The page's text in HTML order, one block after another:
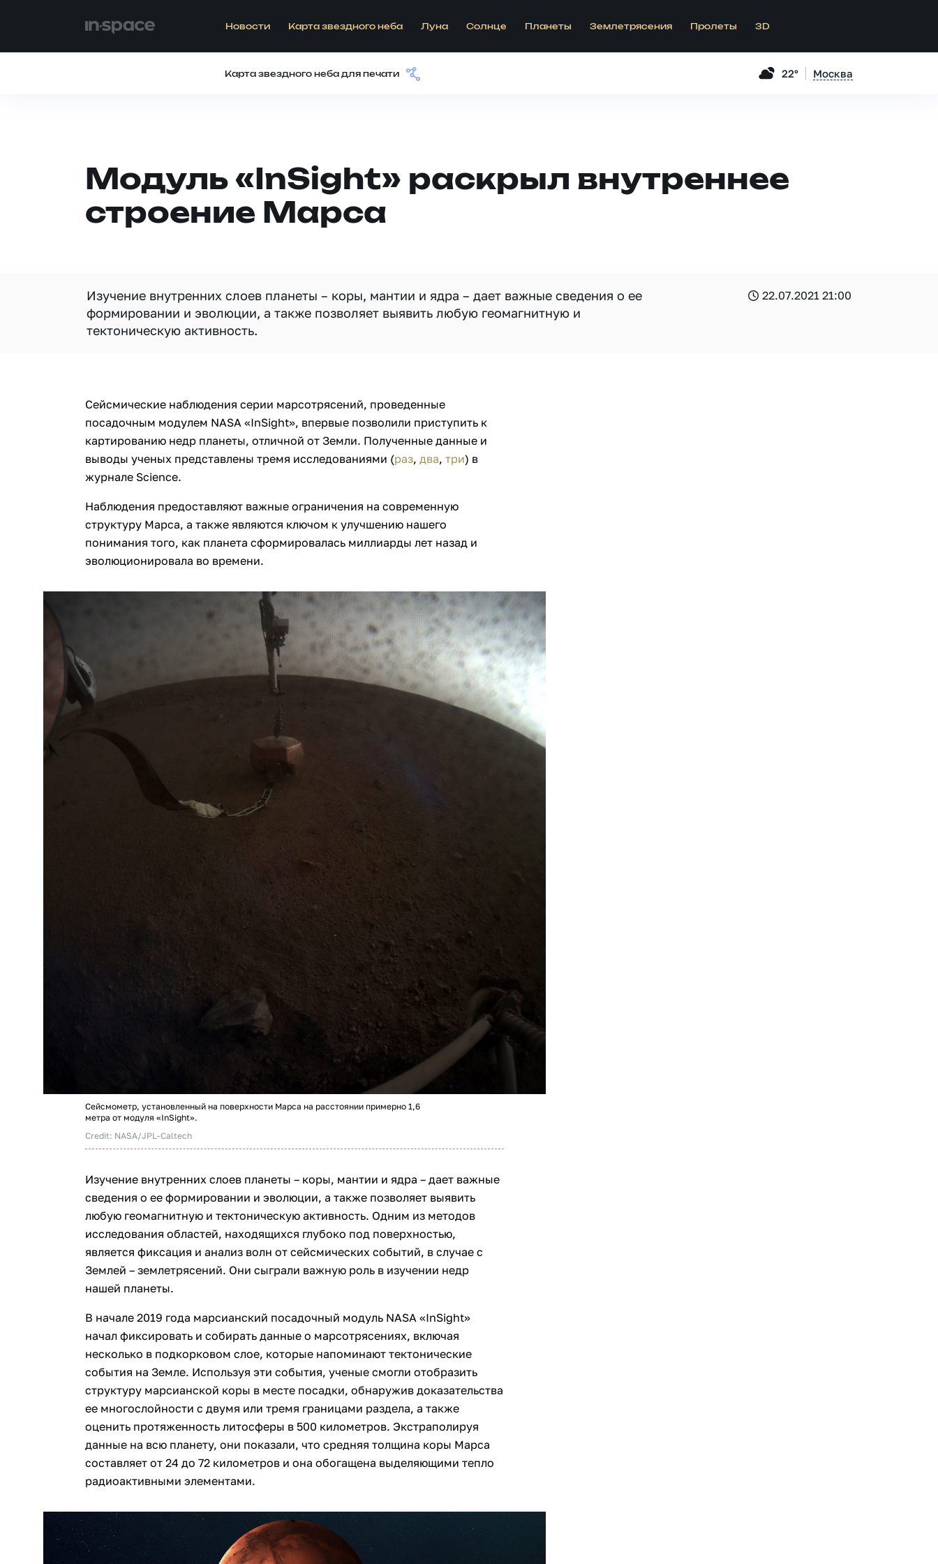
Новости Карта звездного неба Луна Солнце Планеты Землетрясения Пролеты 3D
Карта звездного неба для печати 22° Москва
Модуль «InSight» раскрыл внутреннее
строение Марса
Изучение внутренних слоев планеты – коры, мантии и ядра – дает важные сведения о ее
формировании и эволюции, а также позволяет выявить любую геомагнитную и
тектоническую активность.
22.07.2021 21:00
Сейсмические наблюдения серии марсотрясений, проведенные
посадочным модулем NASA «InSight», впервые позволили приступить к
картированию недр планеты, отличной от Земли. Полученные данные и
выводы ученых представлены тремя исследованиями (раз, два, три) в
журнале Science.
Наблюдения предоставляют важные ограничения на современную
структуру Марса, а также являются ключом к улучшению нашего
понимания того, как планета сформировалась миллиарды лет назад и
эволюционировала во времени.
Сейсмометр, установленный на поверхности Марса на расстоянии примерно 1,6
метра от модуля «InSight».
Credit: NASA/JPL-Caltech
Изучение внутренних слоев планеты – коры, мантии и ядра – дает важные
сведения о ее формировании и эволюции, а также позволяет выявить
любую геомагнитную и тектоническую активность. Одним из методов
исследования областей, находящихся глубоко под поверхностью,
является фиксация и анализ волн от сейсмических событий, в случае с
Землей – землетрясений. Они сыграли важную роль в изучении недр
нашей планеты.
В начале 2019 года марсианский посадочный модуль NASA «InSight»
начал фиксировать и собирать данные о марсотрясениях, включая
несколько в подкорковом слое, которые напоминают тектонические
события на Земле. Используя эти события, ученые смогли отобразить
структуру марсианской коры в месте посадки, обнаружив доказательства
ее многослойности с двумя или тремя границами раздела, а также
оценить протяженность литосферы в 500 километров. Экстраполируя
данные на всю планету, они показали, что средняя толщина коры Марса
составляет от 24 до 72 километров и она обогащена выделяющими тепло
радиоактивными элементами.